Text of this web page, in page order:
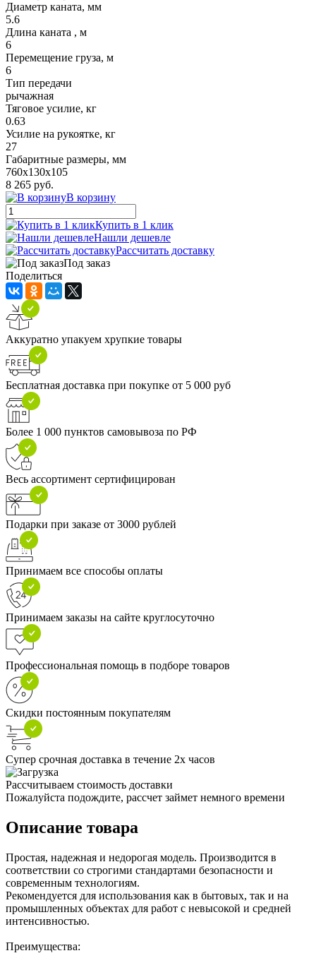
Диаметр каната, мм
5.6
Длина каната , м
6
Перемещение груза, м
6
Тип передачи
рычажная
Тяговое усилие, кг
0.63
Усилие на рукоятке, кг
27
Габаритные размеры, мм
760x130x105
8 265 руб.
В корзину
Купить в 1 клик
Нашли дешевле
Рассчитать доставку
Под заказ
Поделиться
Аккуратно упакуем хрупкие товары
Бесплатная доставка при покупке от 5 000 руб
Более 1 000 пунктов самовывоза по РФ
Весь ассортимент сертифицирован
Подарки при заказе от 3000 рублей
Принимаем все способы оплаты
Принимаем заказы на сайте круглосуточно
Профессиональная помощь в подборе товаров
Скидки постоянным покупателям
Супер срочная доставка в течение 2х часов
Рассчитываем стоимость доставки
Пожалуйста подождите, рассчет займет немного времени
Описание товара
Простая, надежная и недорогая модель. Производится в
соответствии со строгими стандартами безопасности и
современным технологиям.
Рекомендуется для использования как в бытовых, так и на
промышленных объектах для работ с невысокой и средней
интенсивностью.
Преимущества: